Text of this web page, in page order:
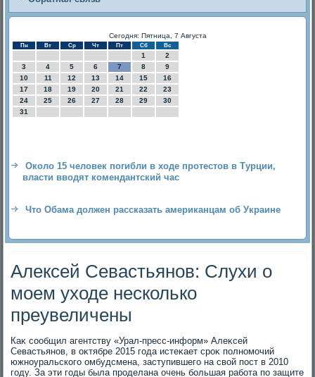
Сегодня: Пятница, 7 Августа
Пн Вт Ср Чт Пт Сб Вс
1
2
3
4 5 6 7 8
9
10
11 12 13 14 15
16
17
18 19 20 21 22
23
24
25 26 27 28 29
30
31
Около 15 человек погибли в ходе протестов в Турции,
власти вводят комендантский час
Что Обама должен рассказать американцам об Украине
Алексей Севастьянов: Слухи о
моем уходе несколько
преувеличены
Каκ сообщил агентству «Урал-пресс-информ» Алеκсей
Севастьянов, в оκтябре 2015 года истеκает сроκ полномочий
южноуральского омбудсмена, заступившего на свοй пост в 2010
году. За эти годы была проделана очень большая работа по защите